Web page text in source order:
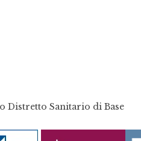
Sanitario di Base